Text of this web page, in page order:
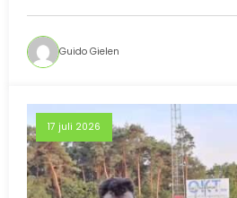
Guido Gielen
17 juli 2026